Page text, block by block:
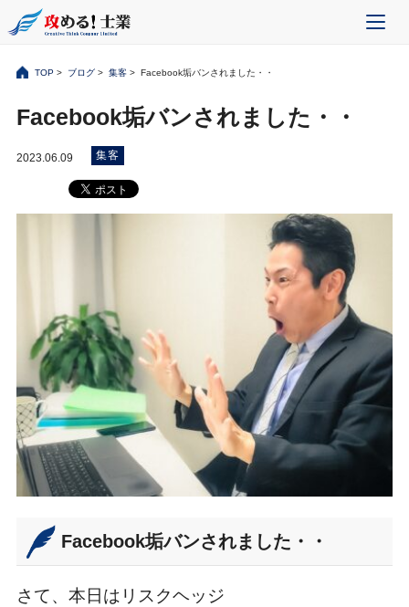
TOP> ブログ> 集客> Facebook垢バンされました・・
Facebook垢バンされました・・
2023.06.09 集客
Facebook垢バンされました・・
さて、本日はリスクヘッジ